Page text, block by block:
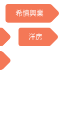
希慎興業
洋房